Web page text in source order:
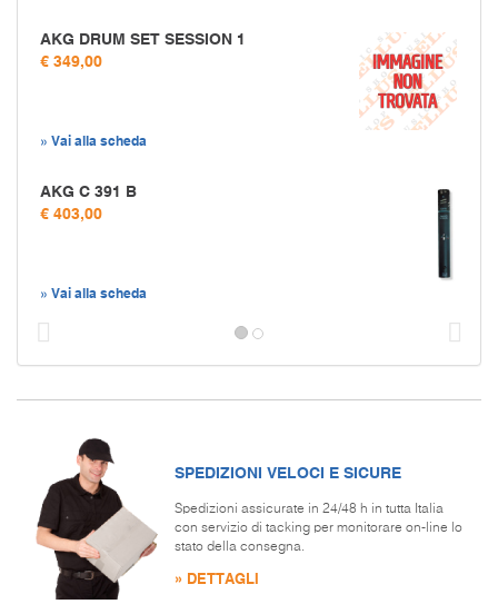
AKG DRUM SET SESSION 1
€ 349,00
» Vai alla scheda
AKG C 391 B
€ 403,00
» Vai alla scheda
SPEDIZIONI VELOCI E SICURE
Spedizioni assicurate in 24/48 h in tutta Italia
con servizio di tacking per monitorare on-line lo
stato della consegna.
» DETTAGLI